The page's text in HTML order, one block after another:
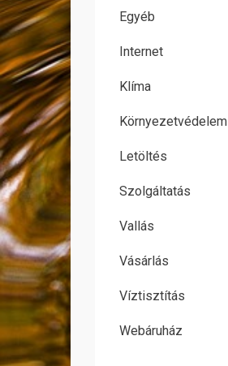
Egyéb
Internet
Klíma
Környezetvédelem
Letöltés
Szolgáltatás
Vallás
Vásárlás
Víztisztítás
Webáruház